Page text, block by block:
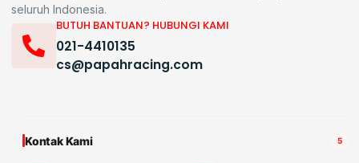
seluruh Indonesia.
BUTUH BANTUAN? HUBUNGI KAMI
021-4410135
cs@papahracing.com
Kontak Kami 5